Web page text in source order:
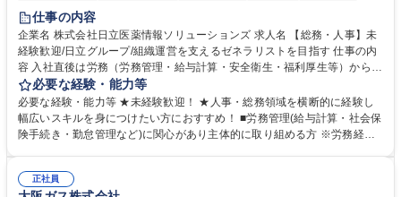
住宅手当あり
育休あり
完全週休2日制 交通費支給 土日祝休み 寮・社宅あり
仕事の内容
企業名 株式会社日立医薬情報ソリューションズ 求人名 【総務・人事】未
経験歓迎/日立グループ/組織運営を支えるゼネラリストを目指す 仕事の内
容 入社直後は労務（労務管理・給与計算・安全衛生・福利厚生等）からお
任せいたします。将来は総務・採用・教育業務へ守備範囲を広げ、組織運
営を支えるゼネラリストをめざせます。 ・初期業務：労働時間管理、給与
計算、社会保険対応、福利厚生管理、安全衛生、健康経営推進等をお任せ
します。ご経験に応じて、休職者管理など、幅広く経験を積んでいただき
幅広く経験を積みたい意欲がある方に最適な環境です。 募集職種 【総
必要な経験・能力等
必要な経験・能力等 ★未経験歓迎！ ★人事・総務領域を横断的に経験し
幅広いスキルを身につけたい方におすすめ！ ■労務管理(給与計算・社会保
険手続き・勤怠管理など)に関心があり主体的に取り組める方 ※労務経験
のご経験 ■労務管理（給与計算・社会保険手続き・勤怠管理など）の経験
正社員